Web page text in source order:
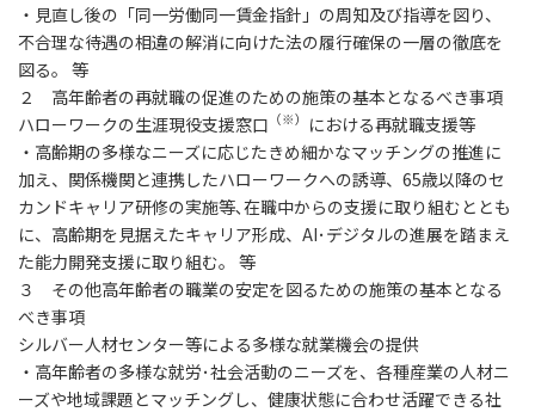
・見直し後の「同一労働同一賃金指針」の周知及び指導を図り、
不合理な待遇の相違の解消に向けた法の履行確保の一層の徹底を
図る。 等
２ 高年齢者の再就職の促進のための施策の基本となるべき事項
ハローワークの生涯現役支援窓口 （※）
における再就職支援等
・高齢期の多様なニーズに応じたきめ細かなマッチングの推進に
加え、関係機関と連携したハローワークへの誘導、65歳以降のセ
カンドキャリア研修の実施等､在職中からの支援に取り組むととも
に、高齢期を見据えたキャリア形成、AI･デジタルの進展を踏まえ
た能力開発支援に取り組む。 等
３ その他高年齢者の職業の安定を図るための施策の基本となる
べき事項
シルバー人材センター等による多様な就業機会の提供
・高年齢者の多様な就労･社会活動のニーズを、各種産業の人材ニ
ーズや地域課題とマッチングし、健康状態に合わせ活躍できる社